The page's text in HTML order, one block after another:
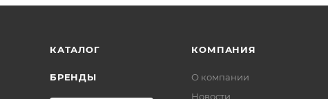
КАТАЛОГ
БРЕНДЫ
КОМПАНИЯ
О компании
Новости